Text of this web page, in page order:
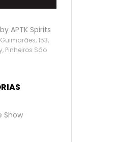
APTK Spirits
153,
Pinheiros São
Show